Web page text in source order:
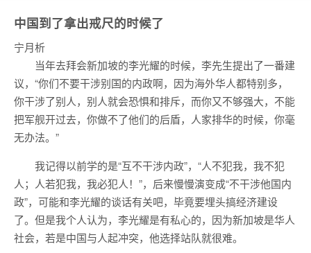
中国到了拿出戒尺的时候了
宁月析
当年去拜会新加坡的李光耀的时候，李先生提出了一番建
议，“你们不要干涉别国的内政啊，因为海外华人都特别多，
你干涉了别人，别人就会恐惧和排斥，而你又不够强大，不能
把军舰开过去，你做不了他们的后盾，人家排华的时候，你毫
无办法。”
我记得以前学的是“互不干涉内政”，“人不犯我，我不犯
人；人若犯我，我必犯人！”，后来慢慢演变成“不干涉他国内
政”，可能和李光耀的谈话有关吧，毕竟要埋头搞经济建设
了。但是我个人认为，李光耀是有私心的，因为新加坡是华人
社会，若是中国与人起冲突，他选择站队就很难。